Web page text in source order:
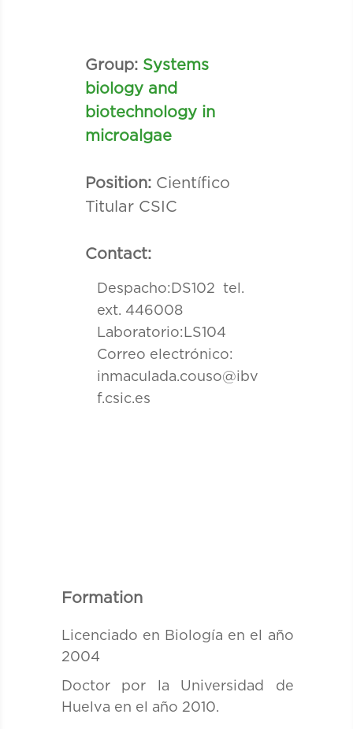
Group: Systems
biology and
biotechnology in
microalgae
Position: Científico
Titular CSIC
Contact:
Despacho:DS102 tel.
ext. 446008
Laboratorio:LS104
Correo electrónico:
inmaculada.couso@ibv
f.csic.es
Formation
Licenciado en Biología en el año
2004
Doctor por la Universidad de
Huelva en el año 2010.